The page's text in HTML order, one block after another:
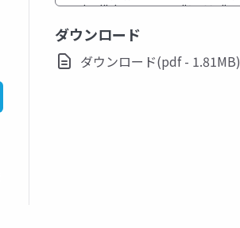
ダウンロード
ダウンロード(pdf - 1.81MB)